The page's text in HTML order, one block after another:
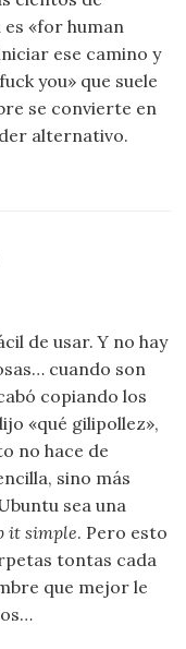
«for human
ese camino y
you» que suele
se convierte en
alternativo.
de usar. Y no hay
cuando son
copiando los
«qué gilipollez»,
no hace de
sino más
sea una
it simple. Pero esto
tontas cada
que mejor le